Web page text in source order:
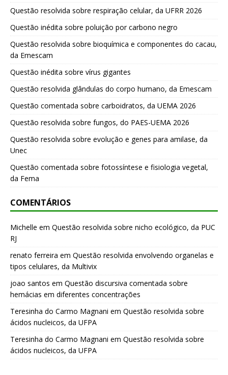
Questão resolvida sobre respiração celular, da UFRR 2026
Questão inédita sobre poluição por carbono negro
Questão resolvida sobre bioquímica e componentes do cacau,
da Emescam
Questão inédita sobre vírus gigantes
Questão resolvida glândulas do corpo humano, da Emescam
Questão comentada sobre carboidratos, da UEMA 2026
Questão resolvida sobre fungos, do PAES-UEMA 2026
Questão resolvida sobre evolução e genes para amilase, da
Unec
Questão comentada sobre fotossíntese e fisiologia vegetal,
da Fema
COMENTÁRIOS
Michelle em Questão resolvida sobre nicho ecológico, da PUC
RJ
renato ferreira em Questão resolvida envolvendo organelas e
tipos celulares, da Multivix
joao santos em Questão discursiva comentada sobre
hemácias em diferentes concentrações
Teresinha do Carmo Magnani em Questão resolvida sobre
ácidos nucleicos, da UFPA
Teresinha do Carmo Magnani em Questão resolvida sobre
ácidos nucleicos, da UFPA